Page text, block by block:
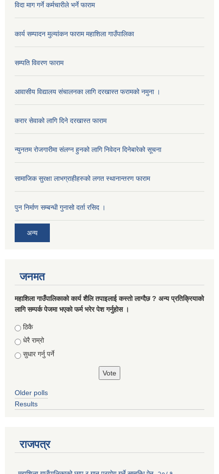
विदा माग गर्ने कर्मचारीले भर्ने फाराम
कार्य सम्पादन मुल्यांकन फाराम महाशिला गाउँपालिका
सम्पति विवरण फाराम
आवासीय विद्यालय संचालनका लागि दरखास्त फरामको नमुना ।
करार सेवाको लागि दिने दरखास्त फाराम
न्युनतम रोजगारीमा संलग्न हुनको लागि निवेदन दिनेबारेको सूचना
सामाजिक सुरक्षा लाभग्राहीहरुको लगत स्थानान्तरण फाराम
पुन निर्माण सम्बन्धी गुनासो दर्ता रसिद ।
अन्य
जनमत
महाशिला गाउँपालिकाको कार्य शैलि तपाइलाई कस्तो लाग्दैछ ? अन्य प्रतिक्रियाको
लागि सम्पर्क पेजमा भएको फर्म भरेर पेश गर्नुहोस ।
Choices
ठिकै
धेरै राम्रो
सुधार गर्नु पर्ने
Older polls
Results
राजपत्र